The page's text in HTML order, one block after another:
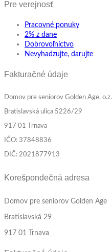
Pre verejnosť
Pracovné ponuky
2% z dane
Dobrovoľníctvo
Nevyhadzujte, darujte
Fakturačné údaje
Domov pre seniorov Golden Age, o.z.
Bratislavská ulica 5226/29
917 01 Trnava
IČO: 37848836
DIČ: 2021877913
Korešpondečná adresa
Domov pre seniorov Golden Age
Bratislavská 29
917 01 Trnava